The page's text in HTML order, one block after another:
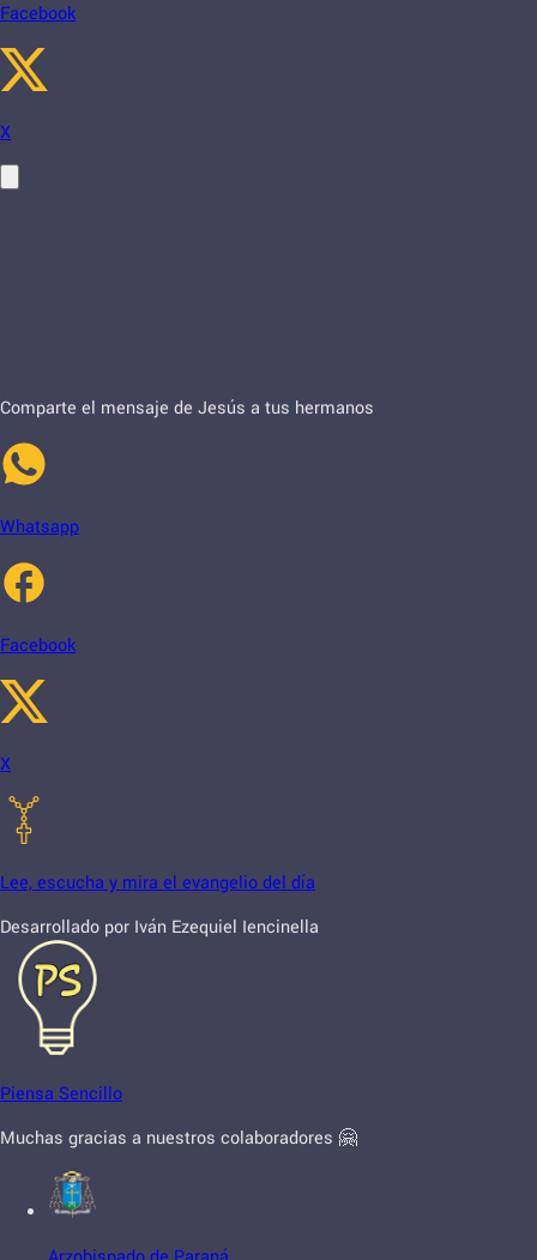
Facebook
X
Comparte el mensaje de Jesús a tus hermanos
Whatsapp
Facebook
X
Lee, escucha y mira el evangelio del día
Desarrollado por Iván Ezequiel Iencinella
Piensa Sencillo
Muchas gracias a nuestros colaboradores 🤗